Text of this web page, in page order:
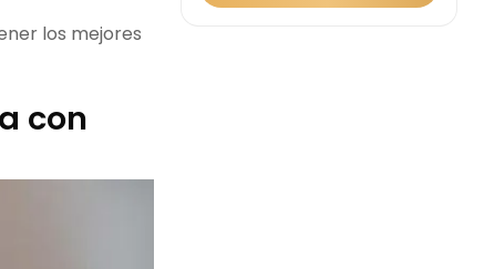
los mejores
con